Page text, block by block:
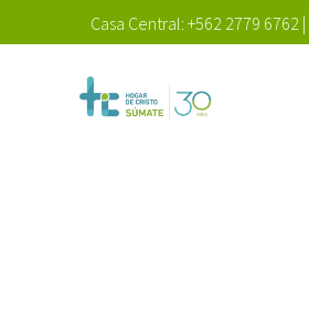
Casa Central: +562 2779 6762 |